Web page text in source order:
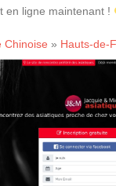
en ligne maintenant !
Chinoise » Hauts-de-